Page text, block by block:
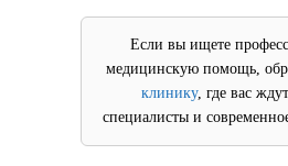
Если вы ищете
медицинскую помощь,
клинику, где вас
специалисты и